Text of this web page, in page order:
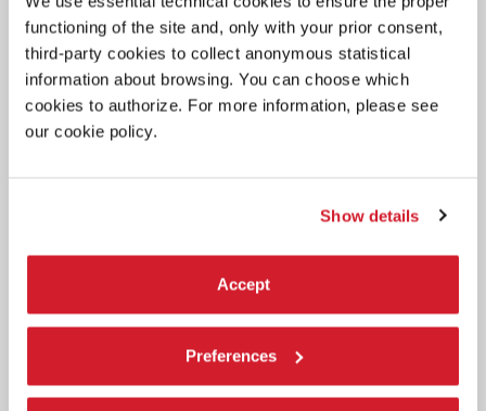
functioning of the site and, only with your prior consent,
third-party cookies to collect anonymous statistical
information about browsing. You can choose which
cookies to authorize. For more information, please see
our cookie policy.
Show details
Accept
Preferences